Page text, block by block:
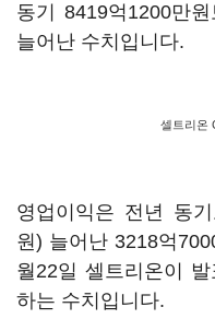
동기 8419억1200만
늘어난 수치입니다.
셀트리온
영업이익은 전년 동
원) 늘어난 3218억
월22일 셀트리온이
하는 수치입니다.